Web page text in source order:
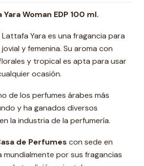
Woman EDP 100 ml.
Lattafa Yara es una fragancia para
y femenina. Su aroma con
y tropical es apta para usar
ocasión.
de los perfumes árabes más
y ha ganados diversos
la industria de la perfumería.
de Perfumes con sede en
mundialmente por sus fragancias